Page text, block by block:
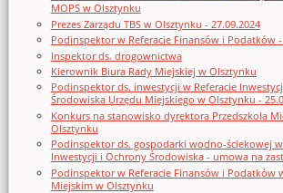
MOPS w Olsztynku
Prezes Zarządu TBS w Olsztynku - 27.09.2024
Podinspektor w Referacie Finansów i Podatków -
Inspektor ds. drogownictwa
Kierownik Biura Rady Miejskiej w Olsztynku
Podinspektor ds. inwestycji w Referacie
Środowiska Urzędu Miejskiego w Olsztynku -
Konkurs na stanowisko dyrektora Przedszkola
Olsztynku
Podinspektor ds. gospodarki wodno-ściekowej w
Inwestycji i Ochrony Środowiska - umowa na
Podinspektor w Referacie Finansów i Podatków
Miejskim w Olsztynku